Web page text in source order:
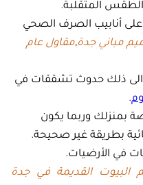
الطقس المتقلبة.
أنابيب الصرف الصحي
مباني جدة,مقاول عام
الى ذلك حدوث تشققات في
.
بمنزلك وربما يكون
بطريقة غير صحيحة.
في الأرضيات.
البيوت القديمة في جدة